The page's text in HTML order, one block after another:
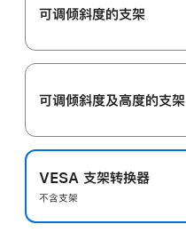
可调倾斜度的支架
可调倾斜度及高‍度的支‍架
VESA 支架转换器
不含支架